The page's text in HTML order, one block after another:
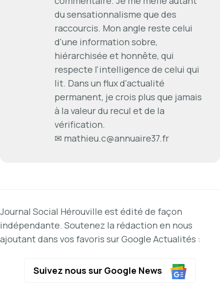
du sensationnalisme que des
raccourcis. Mon angle reste celui
d'une information sobre,
hiérarchisée et honnête, qui
respecte l'intelligence de celui qui
lit. Dans un flux d'actualité
permanent, je crois plus que jamais
à la valeur du recul et de la
vérification.
✉ mathieu.c@annuaire37.fr
Journal Social Hérouville est édité de façon
indépendante. Soutenez la rédaction en nous
ajoutant dans vos favoris sur Google Actualités :
Suivez nous sur Google News